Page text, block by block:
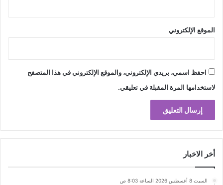
الموقع الإلكتروني
احفظ اسمي، بريدي الإلكتروني، والموقع الإلكتروني في هذا المتصفح
لاستخدامها المرة المقبلة في تعليقي.
أخر الاخبار
السبت 8 أغسطس 2026 الساعة 8:03 ص